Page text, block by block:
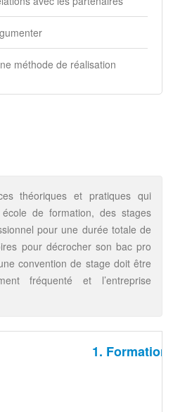
méthode de réalisation
théoriques et pratiques qui
de formation, des stages
pour une durée totale de
pour décrocher son bac pro
convention de stage doit être
fréquenté et l’entreprise
1.